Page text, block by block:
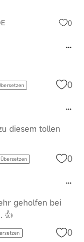
0
0
diesem tollen
Übersetzen 0
geholfen bei
👍
0